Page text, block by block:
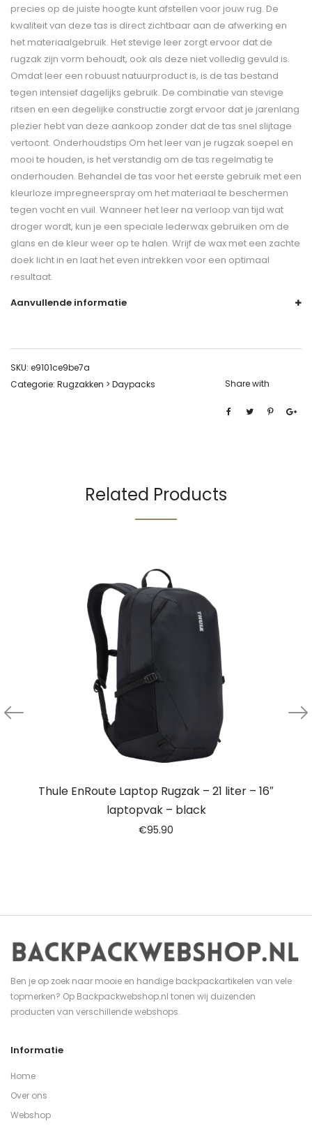
precies op de juiste hoogte kunt afstellen voor jouw rug. De
kwaliteit van deze tas is direct zichtbaar aan de afwerking en
het materiaalgebruik. Het stevige leer zorgt ervoor dat de
rugzak zijn vorm behoudt, ook als deze niet volledig gevuld is.
Omdat leer een robuust natuurproduct is, is de tas bestand
tegen intensief dagelijks gebruik. De combinatie van stevige
ritsen en een degelijke constructie zorgt ervoor dat je jarenlang
plezier hebt van deze aankoop zonder dat de tas snel slijtage
vertoont. Onderhoudstips Om het leer van je rugzak soepel en
mooi te houden, is het verstandig om de tas regelmatig te
onderhouden. Behandel de tas voor het eerste gebruik met een
kleurloze impregneerspray om het materiaal te beschermen
tegen vocht en vuil. Wanneer het leer na verloop van tijd wat
droger wordt, kun je een speciale lederwax gebruiken om de
glans en de kleur weer op te halen. Wrijf de wax met een zachte
doek licht in en laat het even intrekken voor een optimaal
resultaat.
Aanvullende informatie
SKU: e9101ce9be7a
Categorie: Rugzakken > Daypacks Share with
Related Products
Thule EnRoute Laptop Rugzak – 21 liter – 16″
laptopvak – black
€95.90
Ben je op zoek naar mooie en handige backpackartikelen van vele
topmerken? Op Backpackwebshop.nl tonen wij duizenden
producten van verschillende webshops.
Informatie
Home
Over ons
Webshop